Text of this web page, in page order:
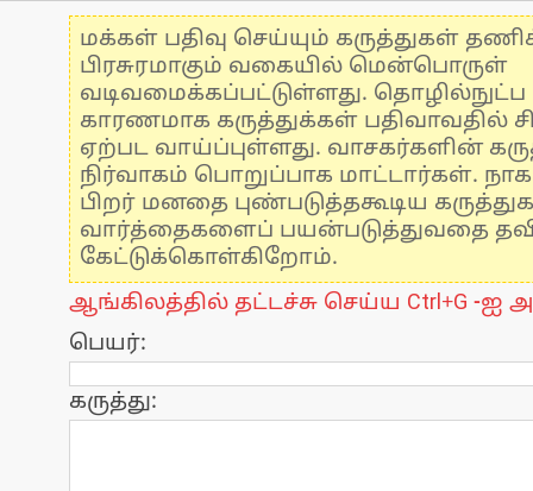
மக்கள் பதிவு செய்யும் கருத்துகள்
பிரசுரமாகும் வகையில் மென்பொருள்
வடிவமைக்கப்பட்டுள்ளது.
காரணமாக கருத்துக்கள் பதிவாவதில்
ஏற்பட வாய்ப்புள்ளது. வாசகர்களின்
நிர்வாகம் பொறுப்பாக மாட்டார்கள்.
பிறர் மனதை புண்படுத்தகூடிய
வார்த்தைகளைப் பயன்படுத்துவதை
கேட்டுக்கொள்கிறோம்.
ஆங்கிலத்தில் தட்டச்சு செய்ய Ctrl+G -ஐ
பெயர்:
கருத்து: